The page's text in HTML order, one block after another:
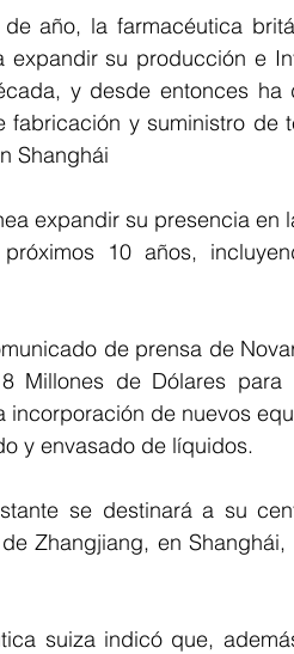
año, la farmacéutica
expandir su producción e
y desde entonces
fabricación y suministro de
Shanghái
expandir su presencia
10 años,
de prensa de
Millones de Dólares
incorporación de nuevos
y envasado de líquidos.
se destinará a su
Zhangjiang, en
suiza indicó que,